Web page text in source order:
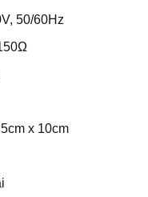
50/60Hz
x 10cm